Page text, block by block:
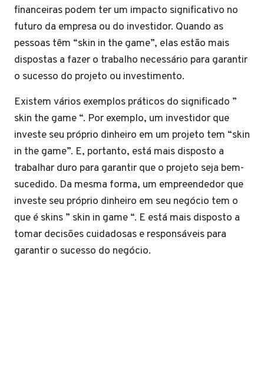
financeiras podem ter um impacto significativo no
futuro da empresa ou do investidor. Quando as
pessoas têm “skin in the game”, elas estão mais
dispostas a fazer o trabalho necessário para garantir
o sucesso do projeto ou investimento.
Existem vários exemplos práticos do significado ”
skin the game “. Por exemplo, um investidor que
investe seu próprio dinheiro em um projeto tem “skin
in the game”. E, portanto, está mais disposto a
trabalhar duro para garantir que o projeto seja bem-
sucedido. Da mesma forma, um empreendedor que
investe seu próprio dinheiro em seu negócio tem o
que é skins ” skin in game “. E está mais disposto a
tomar decisões cuidadosas e responsáveis para
garantir o sucesso do negócio.